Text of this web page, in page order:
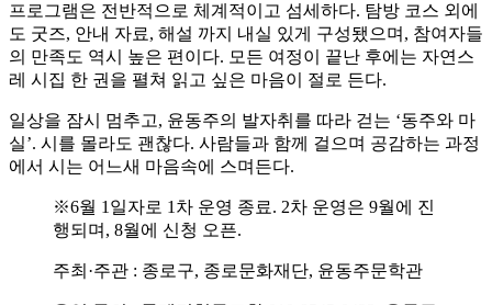
프로그램은 전반적으로 체계적이고 섬세하다. 탐방 코스 외에
도 굿즈, 안내 자료, 해설 까지 내실 있게 구성됐으며, 참여자들
의 만족도 역시 높은 편이다. 모든 여정이 끝난 후에는 자연스
레 시집 한 권을 펼쳐 읽고 싶은 마음이 절로 든다.
일상을 잠시 멈추고, 윤동주의 발자취를 따라 걷는 ‘동주와 마
실’. 시를 몰라도 괜찮다. 사람들과 함께 걸으며 공감하는 과정
에서 시는 어느새 마음속에 스며든다.
※6월 1일자로 1차 운영 종료. 2차 운영은 9월에 진
행되며, 8월에 신청 오픈.
주최·주관 : 종로구, 종로문화재단, 윤동주문학관